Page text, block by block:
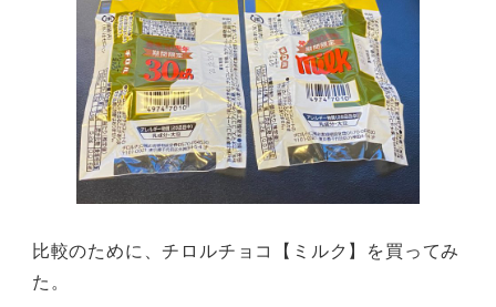
比較のために、チロルチョコ【ミルク】を買ってみ
た。